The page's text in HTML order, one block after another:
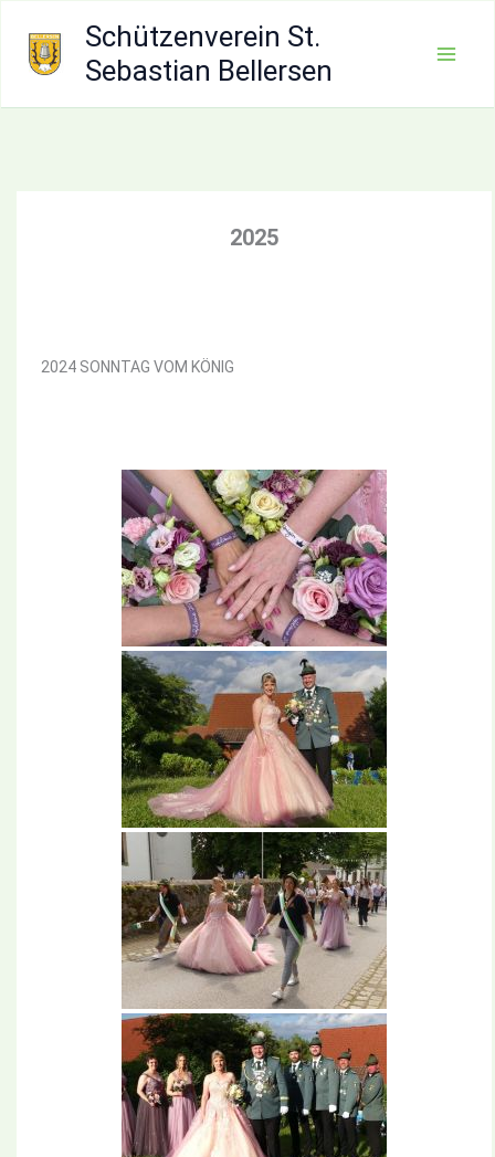
Inhalt
springen
Schützenverein St.
Sebastian Bellersen
2025
2024 SONNTAG VOM KÖNIG